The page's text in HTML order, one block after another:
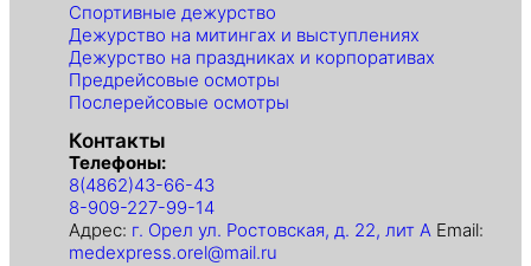
Спортивные дежурство
Дежурство на митингах и выступлениях
Дежурство на праздниках и корпоративах
Предрейсовые осмотры
Послерейсовые осмотры
Контакты
Телефоны:
8(4862)43-66-43
8-909-227-99-14
Адрес: г. Орел ул. Ростовская, д. 22, лит А Email:
medexpress.orel@mail.ru